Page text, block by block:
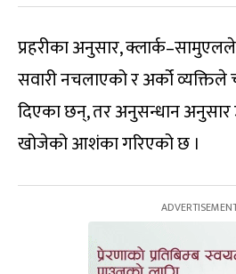
प्रहरीका अनुसार,
सवारी नचलाएको र अर्को
दिएका छन्, तर अनुसन्धान
खोजेको आशंका गरिएको छ ।